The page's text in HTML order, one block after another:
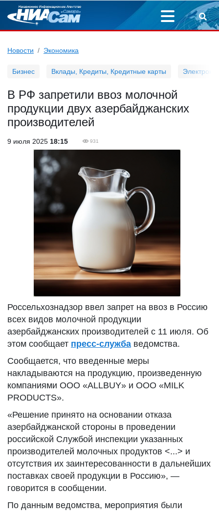
Новости Экономика
Бизнес Вклады, Кредиты, Кредитные карты
В РФ запретили ввоз молочной
продукции двух азербайджанских
производителей
9 июля 2025 18:15 931
Россельхознадзор ввел запрет на ввоз в Россию
всех видов молочной продукции
азербайджанских производителей с 11 июля. Об
этом сообщает пресс-служба ведомства.
Сообщается, что введенные меры
накладываются на продукцию, произведенную
компаниями ООО «ALLBUY» и OOO «MILK
PRODUCTS».
«Решение принято на основании отказа
азербайджанской стороны в проведении
российской Службой инспекции указанных
производителей молочных продуктов <...> и
отсутствия их заинтересованности в дальнейших
поставках своей продукции в Россию», —
говорится в сообщении.
По данным ведомства, мероприятия были